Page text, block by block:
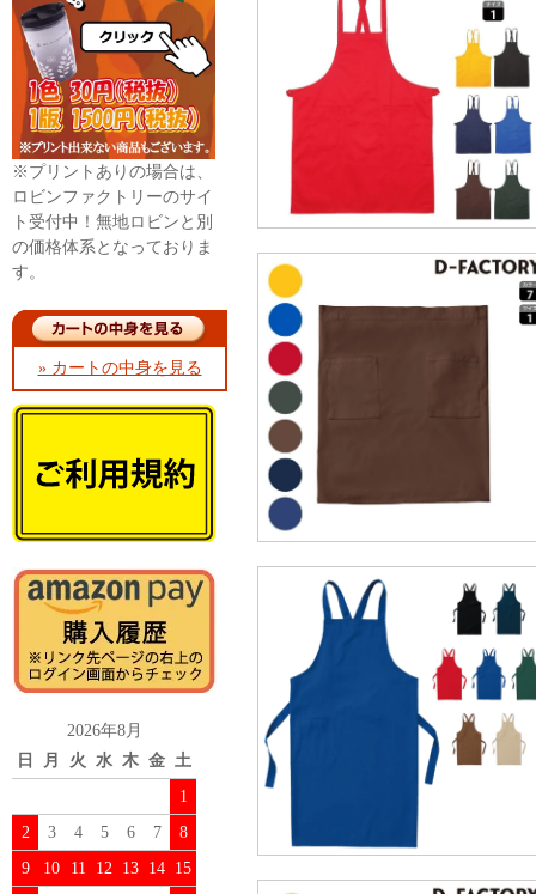
※プリントありの場合は、
ロビンファクトリーのサイ
ト受付中！無地ロビンと別
の価格体系となっておりま
す。
» カートの中身を見る
2026年8月
日
月 火 水 木 金 土
1
2
3 4 5 6 7
8
9
10 11 12 13 14 15